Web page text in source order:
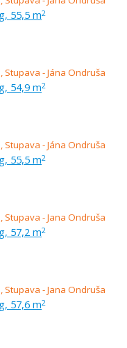
55,5 m2
54,9 m2
55,5 m2
57,2 m2
57,6 m2